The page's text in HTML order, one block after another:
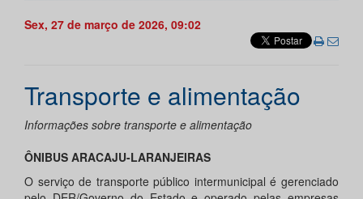
Sex, 27 de março de 2026, 09:02
Transporte e alimentação
Informações sobre transporte e alimentação
ÔNIBUS ARACAJU-LARANJEIRAS
O serviço de transporte público intermunicipal é gerenciado